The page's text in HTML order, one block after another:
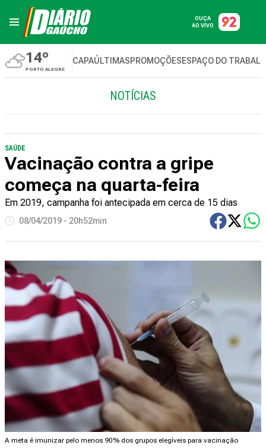
OUÇA
AO VIVO
14º
PORTO ALEGRE
CAPAÚLTIMASPROMOÇÕESESPAÇO DO
NOTÍCIAS
SAÚDE
Vacinação contra a gripe
começa na quarta-feira
Em 2019, campanha foi antecipada em cerca de 15 dias
08/04/2019 - 20h52min
A meta é imunizar pelo menos 90% dos grupos elegíveis para vacinação